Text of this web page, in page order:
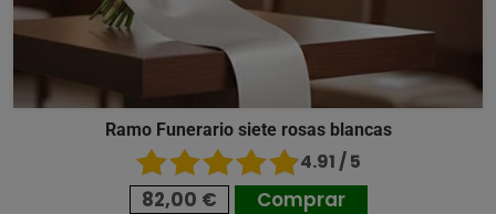
Ramo Funerario siete rosas blancas
4.91 / 5
82,00 € Comprar